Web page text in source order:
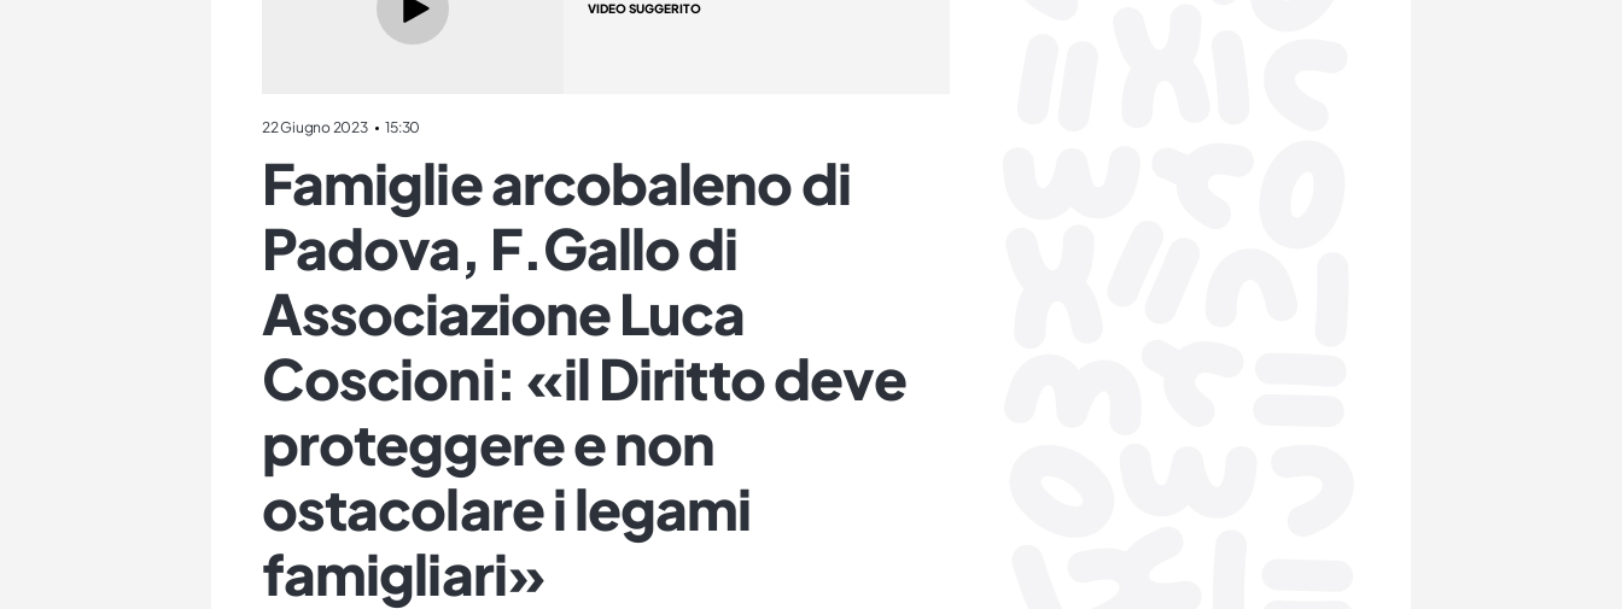
VIDEO SUGGERITO
22 Giugno 2023 15:30
Famiglie arcobaleno di
Padova, F.Gallo di
Associazione Luca
Coscioni: «il Diritto deve
proteggere e non
ostacolare i legami
famigliari»